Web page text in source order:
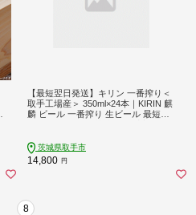
【最短翌日発送】キリン 一番搾り＜
取手工場産＞ 350ml×24本｜KIRIN 麒
麟 ビール 一番搾り 生ビール 最短翌
茨城県取手市
14,800 円
8